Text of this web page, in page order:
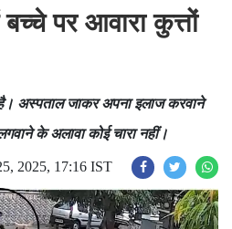
पर आवारा कुत्तों
अस्पताल जाकर अपना इलाज करवाने
के अलावा कोई चारा नहीं।
2025, 17:16 IST